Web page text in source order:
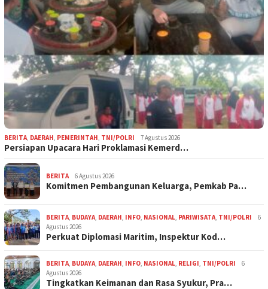
BERITA DAERAH PEMERINTAH TNI/POLRI 7 Agustus 2026
Persiapan Upacara Hari Proklamasi Kemerd…
BERITA 6 Agustus 2026
Komitmen Pembangunan Keluarga, Pemkab Pa…
BERITA BUDAYA DAERAH INFO NASIONAL PARIWISATA TNI/POLRI
6
Agustus 2026
Perkuat Diplomasi Maritim, Inspektur Kod…
BERITA BUDAYA DAERAH INFO NASIONAL RELIGI TNI/POLRI
6
Agustus 2026
Tingkatkan Keimanan dan Rasa Syukur, Pra…